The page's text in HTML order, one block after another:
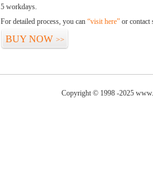
5 workdays.
For detailed process, you can “visit here” or contact
BUY NOW >>
Copyright © 1998 -2025